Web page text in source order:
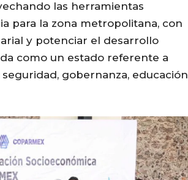
las herramientas
para la zona metropolitana, con
y potenciar el desarrollo
como un estado referente a
gobernanza, educación